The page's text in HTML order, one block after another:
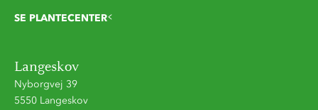
SE PLANTECENTER
Langeskov
Nyborgvej 39
5550 Langeskov